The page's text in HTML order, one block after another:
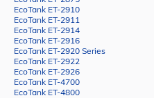
EcoTank ET-2910
EcoTank ET-2911
EcoTank ET-2914
EcoTank ET-2916
EcoTank ET-2920 Series
EcoTank ET-2922
EcoTank ET-2926
EcoTank ET-4700
EcoTank ET-4800